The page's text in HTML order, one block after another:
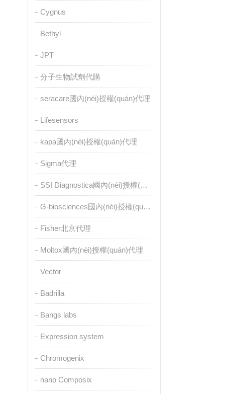
Cygnus
Bethyl
JPT
分子生物試劑代購
seracare國內(nèi)授權(quán)代理
Lifesensors
kapa國內(nèi)授權(quán)代理
Sigma代理
SSI Diagnostica國內(nèi)授權(quán)代理
G-biosciences國內(nèi)授權(quán)代理
Fisher北京代理
Moltox國內(nèi)授權(quán)代理
Vector
Badrilla
Bangs labs
Expression system
Chromogenix
nano Composix